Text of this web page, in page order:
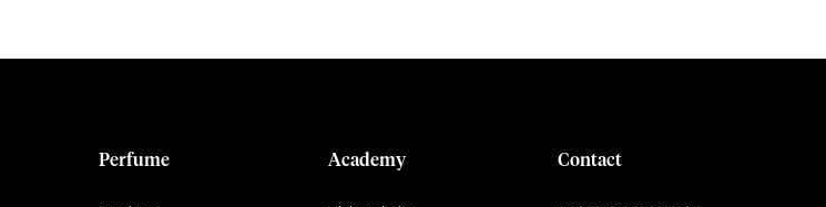
Perfume Academy Contact